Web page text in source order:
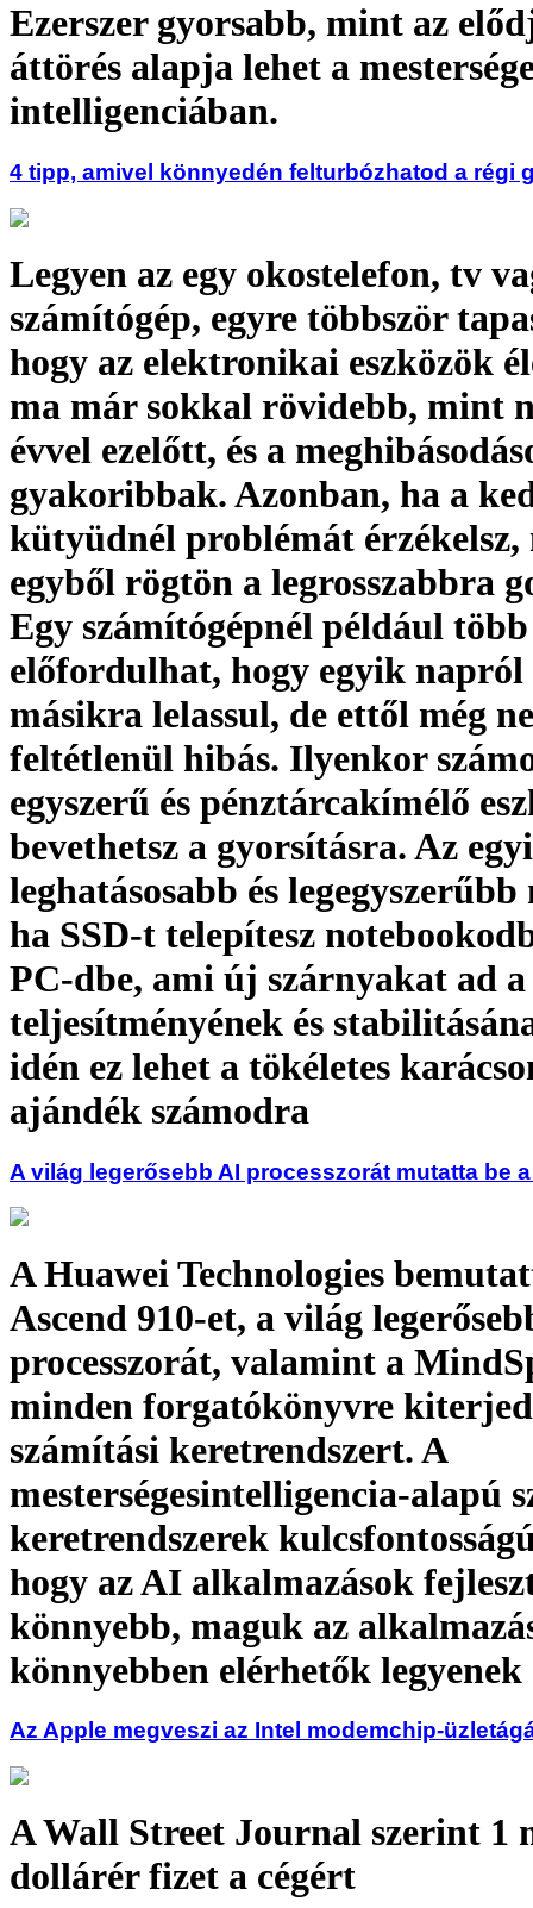
Ezerszer gyorsabb, mint az
áttörés alapja lehet a
intelligenciában.
4 tipp, amivel könnyedén felturbózhatod a régi
Legyen az egy okostelefon, tv
számítógép, egyre többször
hogy az elektronikai eszközök
ma már sokkal rövidebb, mint
évvel ezelőtt, és a
gyakoribbak. Azonban, ha a
kütyüdnél problémát érzékelsz,
egyből rögtön a legrosszabbra
Egy számítógépnél például
előfordulhat, hogy egyik napról
másikra lelassul, de ettől még
feltétlenül hibás. Ilyenkor
egyszerű és pénztárcakímélő
bevethetsz a gyorsításra. Az
leghatásosabb és legegyszerűbb
ha SSD-t telepítesz
PC-dbe, ami új szárnyakat ad a
teljesítményének és
idén ez lehet a tökéletes
ajándék számodra
A világ legerősebb AI processzorát mutatta be
A Huawei Technologies
Ascend 910-et, a világ
processzorát, valamint a
minden forgatókönyvre
számítási keretrendszert. A
mesterségesintelligencia-alapú
keretrendszerek
hogy az AI alkalmazások
könnyebb, maguk az
könnyebben elérhetők legyenek
Az Apple megveszi az Intel modemchip-
A Wall Street Journal szerint 1
dollárér fizet a cégért